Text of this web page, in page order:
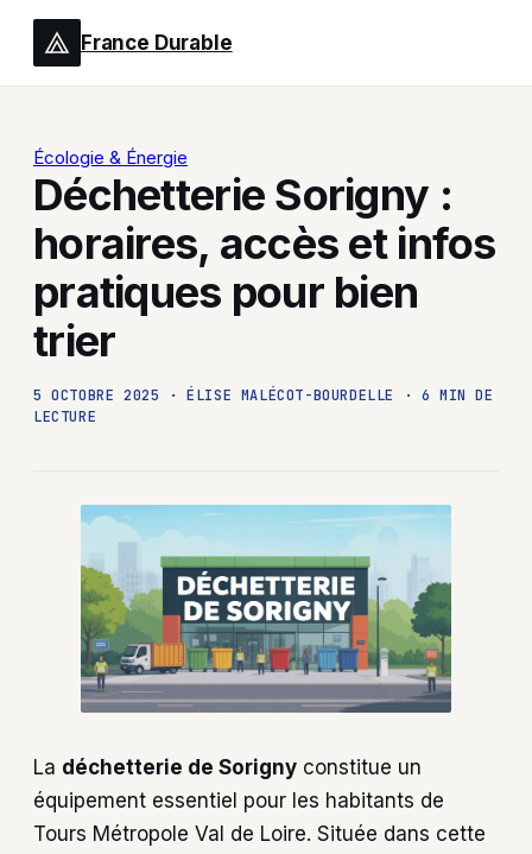
France Durable
Écologie & Énergie
Déchetterie Sorigny :
horaires, accès et infos
pratiques pour bien
trier
5 OCTOBRE 2025 · ÉLISE MALÉCOT-BOURDELLE ·
6 MIN DE
LECTURE
La déchetterie de Sorigny constitue un
équipement essentiel pour les habitants de
Tours Métropole Val de Loire. Située dans cette